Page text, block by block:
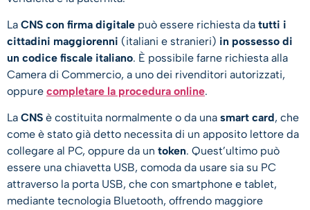
La CNS con firma digitale può essere richiesta da tutti i
cittadini maggiorenni (italiani e stranieri) in possesso di
un codice fiscale italiano. È possibile farne richiesta alla
Camera di Commercio, a uno dei rivenditori autorizzati,
oppure completare la procedura online.
La CNS è costituita normalmente o da una smart card, che
come è stato già detto necessita di un apposito lettore da
collegare al PC, oppure da un token. Quest’ultimo può
essere una chiavetta USB, comoda da usare sia su PC
attraverso la porta USB, che con smartphone e tablet,
mediante tecnologia Bluetooth, offrendo maggiore